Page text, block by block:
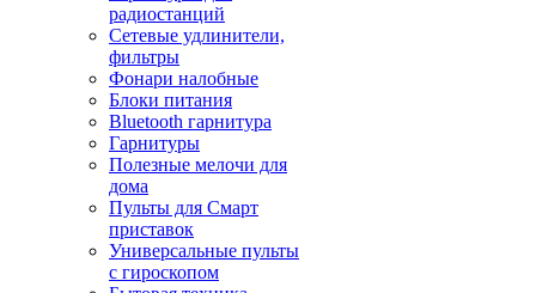
радиостанций
Сетевые удлинители,
фильтры
Фонари налобные
Блоки питания
Bluetooth гарнитура
Гарнитуры
Полезные мелочи для
дома
Пульты для Смарт
приставок
Универсальные пульты
с гироскопом